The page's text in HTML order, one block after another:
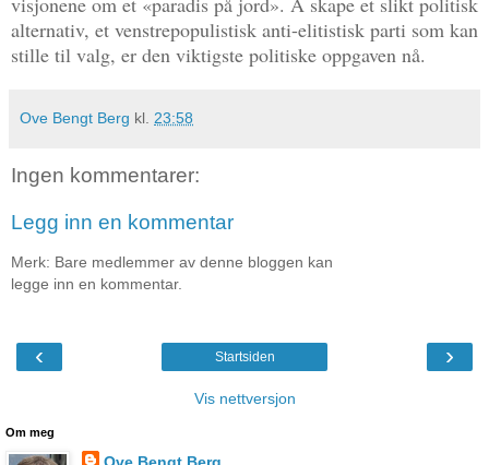
alternativ, et venstrepopulistisk anti-elitistisk parti som kan
stille til valg, er den viktigste politiske oppgaven nå.
Ove Bengt Berg kl. 23:58
Ingen kommentarer:
Legg inn en kommentar
Merk: Bare medlemmer av denne bloggen kan
legge inn en kommentar.
‹ ›
Startsiden
Vis nettversjon
Om meg